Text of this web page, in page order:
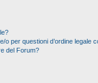
per questioni d’ordine legale
del Forum?